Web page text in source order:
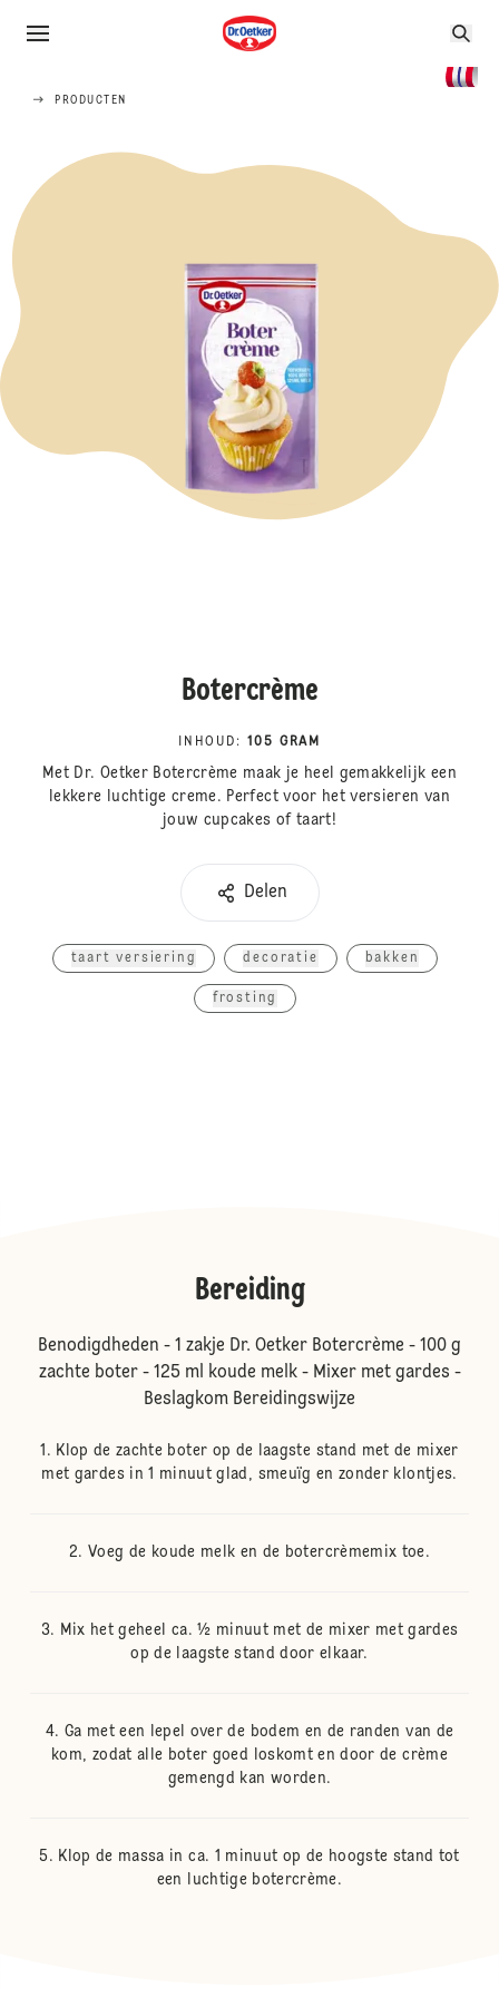
PRODUCTEN
Botercrème
INHOUD : 105 GRAM
Met Dr. Oetker Botercrème maak je heel gemakkelijk een
lekkere luchtige creme. Perfect voor het versieren van
jouw cupcakes of taart!
Delen
taart versiering decoratie bakken
frosting
Bereiding
Benodigdheden - 1 zakje Dr. Oetker Botercrème - 100 g
zachte boter - 125 ml koude melk - Mixer met gardes -
Beslagkom Bereidingswijze
Klop de zachte boter op de laagste stand met de mixer
met gardes in 1 minuut glad, smeuïg en zonder klontjes.
Voeg de koude melk en de botercrèmemix toe.
Mix het geheel ca. ½ minuut met de mixer met gardes
op de laagste stand door elkaar.
Ga met een lepel over de bodem en de randen van de
kom, zodat alle boter goed loskomt en door de crème
gemengd kan worden.
Klop de massa in ca. 1 minuut op de hoogste stand tot
een luchtige botercrème.